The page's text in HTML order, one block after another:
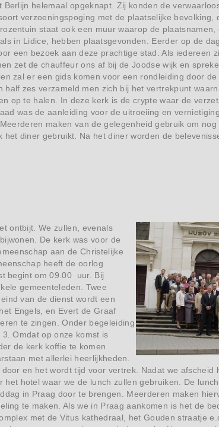
helemaal opgeknapt. Zij konden de
verzoeningspoging met de plaatselijke bevolking,
staat ook een muur waarop de plaatsnamen,
in Lidice, hebben plaatsgevonden. Eerder op de
een bezoek aan deze prachtige stad. Als iedereen
zet de chauffeur ons af bij de Joodse wijk en
zal er een gids komen voor een rondleiding door
zes verzameld men zich bij het vertrekpunt
op te halen. In deze kerk is de crypte waar de
was de aanleiding voor de uitroeiing en
maken van de gelegenheid gebruik om
diner gebruikt. Na het diner worden de
ontbijt. We zullen, evenals
De kerk was voor de
aan de Christelijke
heeft de oorlog
begint om 09.00 uur. Bij
gemeenteleden. Twee
van de dienst wordt een
Engels, en Evert de Graaf
te zingen. Onder begeleiding
Omdat op onze komst is
de kerk koffie te komen
met allerlei heerlijkheden.
en het wordt tijd voor vertrek. Nadat we afscheid
hotel waar we de lunch zullen gebruiken. De
in Praag door te brengen. Meerderen maken
te maken. Als we in Praag aankomen is het de
met de Vitus kathedraal, het Gouden straatje